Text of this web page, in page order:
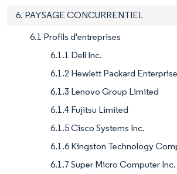
6. PAYSAGE CONCURRENTIEL
6.1 Profils d'entreprises
6.1.1 Dell Inc.
6.1.2 Hewlett Packard Enterprise
6.1.3 Lenovo Group Limited
6.1.4 Fujitsu Limited
6.1.5 Cisco Systems Inc.
6.1.6 Kingston Technology
6.1.7 Super Micro Computer Inc.